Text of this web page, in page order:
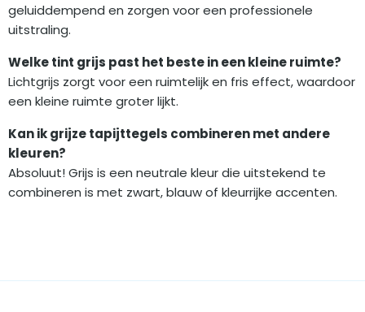
geluiddempend en zorgen voor een professionele
uitstraling.
Welke tint grijs past het beste in een kleine ruimte?
Lichtgrijs zorgt voor een ruimtelijk en fris effect, waardoor
een kleine ruimte groter lijkt.
Kan ik grijze tapijttegels combineren met andere
kleuren?
Absoluut! Grijs is een neutrale kleur die uitstekend te
combineren is met zwart, blauw of kleurrijke accenten.